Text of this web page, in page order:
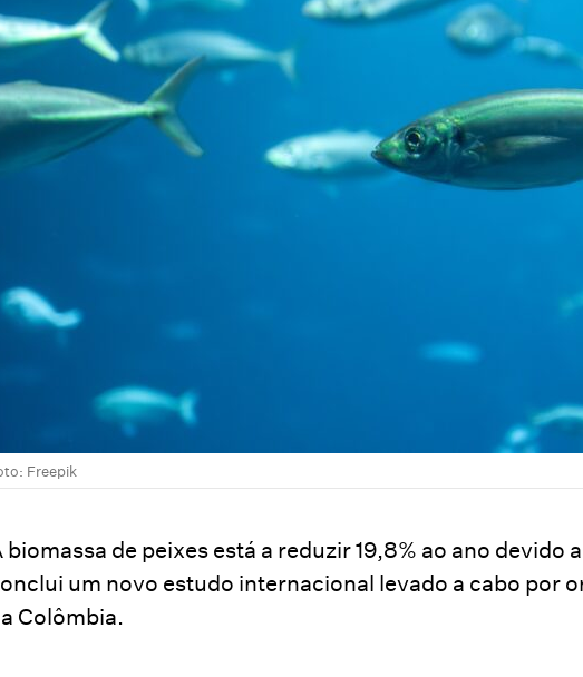
Freepik
biomassa de peixes está a reduzir 19,8% ao ano devido
um novo estudo internacional levado a cabo por
Colômbia.